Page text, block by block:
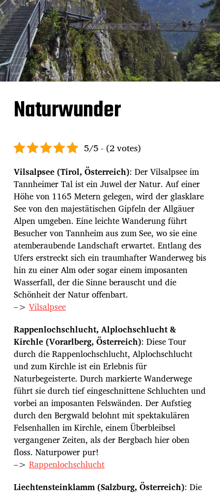
Naturwunder
5/5 - (2 votes)
Vilsalpsee (Tirol, Österreich): Der Vilsalpsee im
Tannheimer Tal ist ein Juwel der Natur. Auf einer
Höhe von 1165 Metern gelegen, wird der glasklare
See von den majestätischen Gipfeln der Allgäuer
Alpen umgeben. Eine leichte Wanderung führt
Besucher von Tannheim aus zum See, wo sie eine
atemberaubende Landschaft erwartet. Entlang des
Ufers erstreckt sich ein traumhafter Wanderweg bis
hin zu einer Alm oder sogar einem imposanten
Wasserfall, der die Sinne berauscht und die
Schönheit der Natur offenbart.
–> Vilsalpsee
Rappenlochschlucht, Alplochschlucht &
Kirchle (Vorarlberg, Österreich): Diese Tour
durch die Rappenlochschlucht, Alplochschlucht
und zum Kirchle ist ein Erlebnis für
Naturbegeisterte. Durch markierte Wanderwege
führt sie durch tief eingeschnittene Schluchten und
vorbei an imposanten Felswänden. Der Aufstieg
durch den Bergwald belohnt mit spektakulären
Felsenhallen im Kirchle, einem Überbleibsel
vergangener Zeiten, als der Bergbach hier oben
floss. Naturpower pur!
–> Rappenlochschlucht
Liechtensteinklamm (Salzburg, Österreich): Die